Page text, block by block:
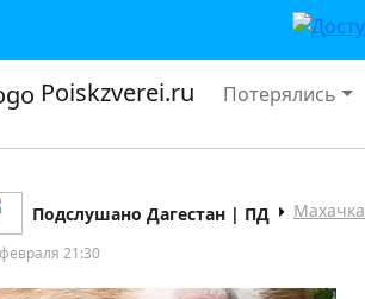
Poiskzverei.ru Потерялись
Подслушано Дагестан | ПД
21:30